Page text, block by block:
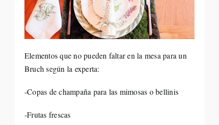
Elementos que no pueden faltar en la mesa para un
Bruch según la experta:
-Copas de champaña para las mimosas o bellinis
-Frutas frescas